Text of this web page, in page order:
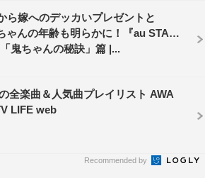
前野朋哉
ら嫁へのデッカいプレゼントと
んの年齢も明らかに！『au STA
鬼ちゃんの秘訣」篇 |...
全楽曲＆人気曲プレイリスト AWA
LIFE web
Recommended by